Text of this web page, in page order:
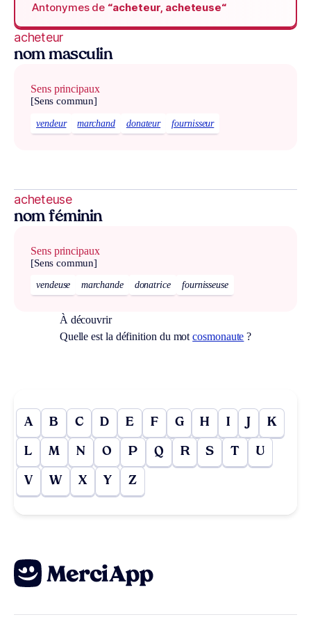
Antonymes de “acheteur, acheteuse“
acheteur
nom masculin
Sens principaux
[Sens commun]
vendeur marchand donateur fournisseur
acheteuse
nom féminin
Sens principaux
[Sens commun]
vendeuse marchande donatrice fournisseuse
À découvrir
Quelle est la définition du motcosmonaute ?
A B C D E F G H I J K
L M N O P Q R S T U
V W X Y Z